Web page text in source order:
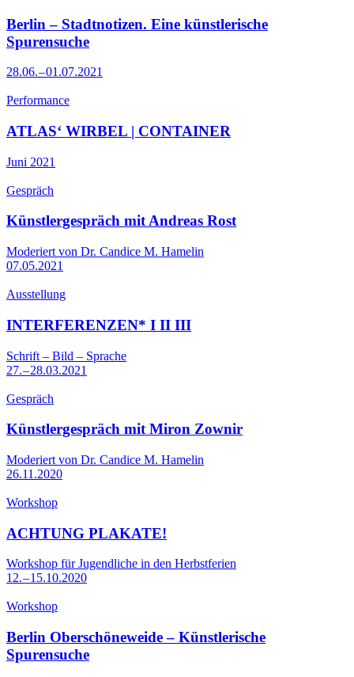
Berlin – Stadtnotizen. Eine künstlerische
Spurensuche
28.06. – 01.07.2021
Performance
ATLAS‘ WIRBEL | CONTAINER
Juni 2021
Gespräch
Künstlergespräch mit Andreas Rost
Moderiert von Dr. Candice M. Hamelin
07.05.2021
Ausstellung
INTERFERENZEN* I II III
Schrift – Bild – Sprache
27. – 28.03.2021
Gespräch
Künstlergespräch mit Miron Zownir
Moderiert von Dr. Candice M. Hamelin
26.11.2020
Workshop
ACHTUNG PLAKATE!
Workshop für Jugendliche in den Herbstferien
12. – 15.10.2020
Workshop
Berlin Oberschöneweide – Künstlerische
Spurensuche